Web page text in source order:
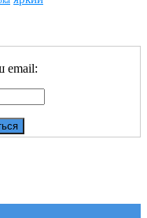
email: